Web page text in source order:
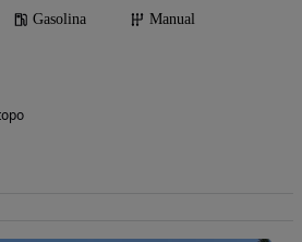
Gasolina
Manual